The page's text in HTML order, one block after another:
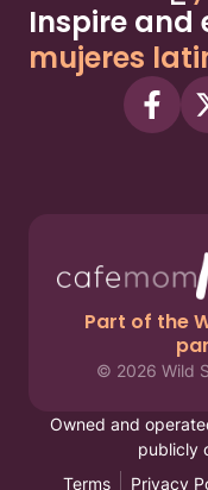
Inspire and
mujeres
Part of the
© 2026 Wild
Owned and
publicly
Terms
Privacy